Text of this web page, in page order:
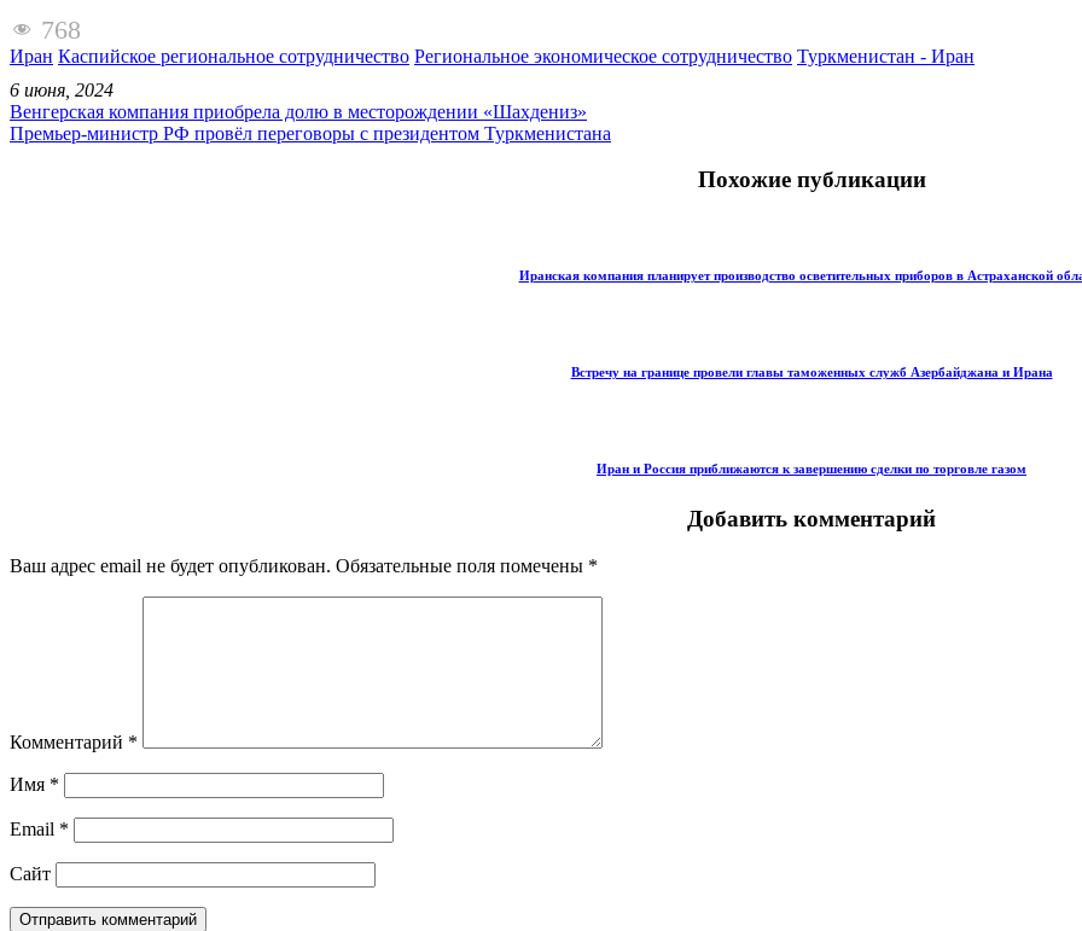
768
Иран Каспийское региональное сотрудничество Региональное экономическое сотрудничество Туркменистан - Иран
6 июня, 2024
Венгерская компания приобрела долю в месторождении «Шахдениз»
Премьер-министр РФ провёл переговоры с президентом Туркменистана
Похожие публикации
Иранская компания планирует производство осветительных приборов в Астраханской
Встречу на границе провели главы таможенных служб Азербайджана и Ирана
Иран и Россия приближаются к завершению сделки по торговле газом
Добавить комментарий
Ваш адрес email не будет опубликован. Обязательные поля помечены *
Комментарий *
Имя *
Email *
Сайт